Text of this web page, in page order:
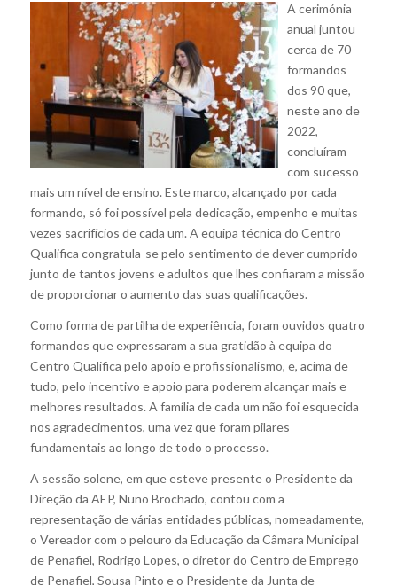
A cerimónia
anual juntou
cerca de 70
formandos
dos 90 que,
neste ano de
2022,
concluíram
com sucesso
mais um nível de ensino. Este marco, alcançado por cada
formando, só foi possível pela dedicação, empenho e muitas
vezes sacrifícios de cada um. A equipa técnica do Centro
Qualifica congratula-se pelo sentimento de dever cumprido
junto de tantos jovens e adultos que lhes confiaram a missão
de proporcionar o aumento das suas qualificações.
Como forma de partilha de experiência, foram ouvidos quatro
formandos que expressaram a sua gratidão à equipa do
Centro Qualifica pelo apoio e profissionalismo, e, acima de
tudo, pelo incentivo e apoio para poderem alcançar mais e
melhores resultados. A família de cada um não foi esquecida
nos agradecimentos, uma vez que foram pilares
fundamentais ao longo de todo o processo.
A sessão solene, em que esteve presente o Presidente da
Direção da AEP, Nuno Brochado, contou com a
representação de várias entidades públicas, nomeadamente,
o Vereador com o pelouro da Educação da Câmara Municipal
de Penafiel, Rodrigo Lopes, o diretor do Centro de Emprego
de Penafiel, Sousa Pinto e o Presidente da Junta de